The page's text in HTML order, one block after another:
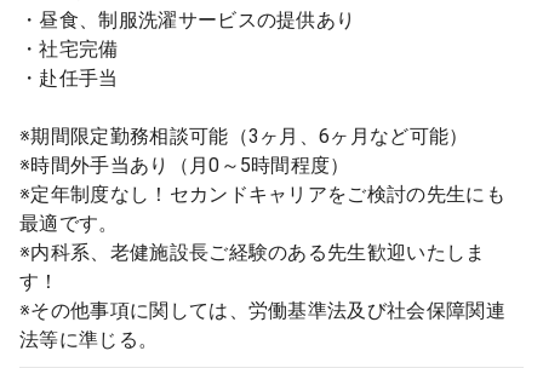
・昼食、制服洗濯サービスの提供あり
・社宅完備
・赴任手当
※期間限定勤務相談可能（3ヶ月、6ヶ月など可能）
※時間外手当あり（月0～5時間程度）
※定年制度なし！セカンドキャリアをご検討の先生にも
最適です。
※内科系、老健施設長ご経験のある先生歓迎いたしま
す！
※その他事項に関しては、労働基準法及び社会保障関連
法等に準じる。